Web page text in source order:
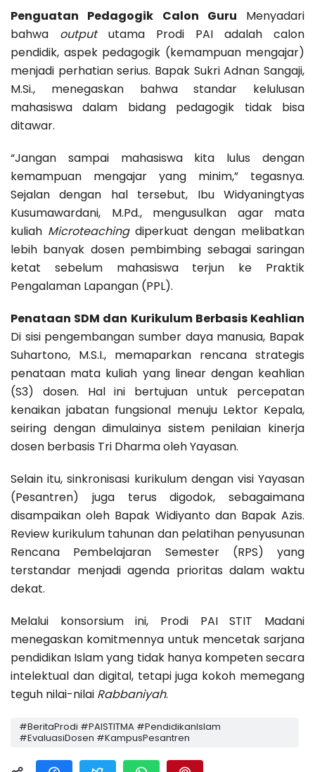
Penguatan Pedagogik Calon Guru Menyadari
bahwa outpututama Prodi PAI adalah calon
pendidik, aspek pedagogik (kemampuan mengajar)
menjadi perhatian serius. Bapak Sukri Adnan Sangaji,
M.Si., menegaskan bahwa standar kelulusan
mahasiswa dalam bidang pedagogik tidak bisa
ditawar.
“Jangan sampai mahasiswa kita lulus dengan
kemampuan mengajar yang minim,” tegasnya.
Sejalan dengan hal tersebut, Ibu Widyaningtyas
Kusumawardani, M.Pd., mengusulkan agar mata
kuliah Microteachingdiperkuat dengan melibatkan
lebih banyak dosen pembimbing sebagai saringan
ketat sebelum mahasiswa terjun ke Praktik
Pengalaman Lapangan (PPL).
Penataan SDM dan Kurikulum Berbasis Keahlian
Di sisi pengembangan sumber daya manusia, Bapak
Suhartono, M.S.I., memaparkan rencana strategis
penataan mata kuliah yang linear dengan keahlian
(S3) dosen. Hal ini bertujuan untuk percepatan
kenaikan jabatan fungsional menuju Lektor Kepala,
seiring dengan dimulainya sistem penilaian kinerja
dosen berbasis Tri Dharma oleh Yayasan.
Selain itu, sinkronisasi kurikulum dengan visi Yayasan
(Pesantren) juga terus digodok, sebagaimana
disampaikan oleh Bapak Widiyanto dan Bapak Azis.
Review kurikulum tahunan dan pelatihan penyusunan
Rencana Pembelajaran Semester (RPS) yang
terstandar menjadi agenda prioritas dalam waktu
dekat.
Melalui konsorsium ini, Prodi PAI STIT Madani
menegaskan komitmennya untuk mencetak sarjana
pendidikan Islam yang tidak hanya kompeten secara
intelektual dan digital, tetapi juga kokoh memegang
teguh nilai-nilai Rabbaniyah.
#BeritaProdi #PAISTITMA #PendidikanIslam
#EvaluasiDosen #KampusPesantren